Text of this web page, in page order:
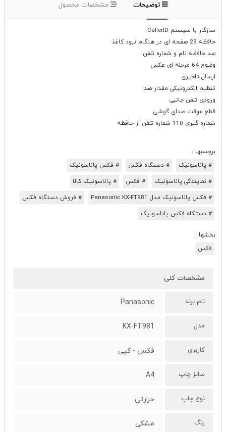
توضیحات مشخصات محصول
سازگار با سیستم CallerID
حافظه 28 صفحه ای در هنگام نبود کاغذ
صد حافظه نام و شماره تلفن
وضوح 64 مرحله ای عکس
ارسال تاخیری
تنظیم الکترونیکی مقدار صدا
ورودی تلفن جانبی
قطع موقت صدای گوشی
شماره گیری 110 شماره تلفن از حافظه
برچسبها :
# پاناسونیک
# دستگاه فکس
# فکس پاناسونیک
# نمایندگی پاناسونیک
# فکس
# پاناسونیک کالا
# فکس پاناسونیک مدل Panasonic KX-FT981
# فروش دستگاه فکس
# دستگاه فکس پاناسونیک
بخشها :
فکس
مشخصات کلی
نام برند Panasonic
مدل KX-FT981
کاربری فکس - کپی
سایز چاپ A4
نوع چاپ حرارتی
رنگ مشکی